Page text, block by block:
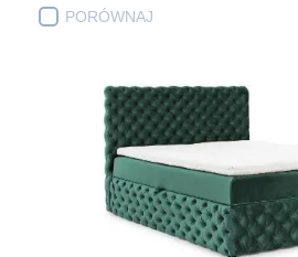
PORÓWNAJ